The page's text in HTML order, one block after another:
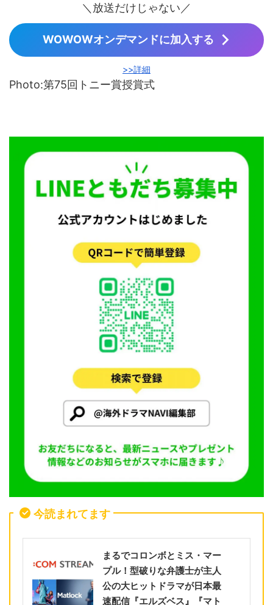
＼放送だけじゃない／
WOWOWオンデマンドに加入する
>>詳細
Photo:第75回トニー賞授賞式
今読まれてます
まるでコロンボとミス・マー
プル！型破りな弁護士が主人
公の大ヒットドラマが日本最
速配信『エルズベス』『マト